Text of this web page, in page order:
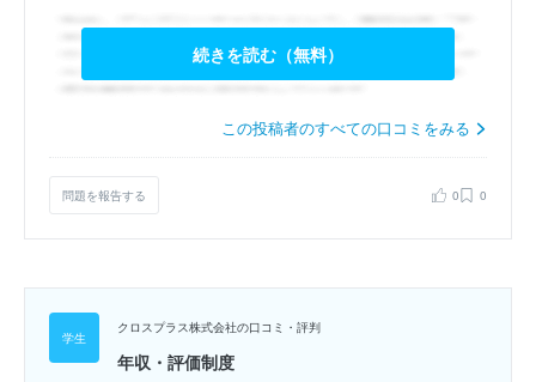
続きを読む（無料）
この投稿者のすべての口コミをみる
問題を報告する 0 0
クロスプラス株式会社の口コミ・評判
年収・評価制度